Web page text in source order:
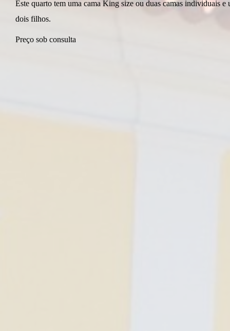
Este quarto tem uma cama King size ou duas camas individuais
dois filhos.
Preço sob consulta